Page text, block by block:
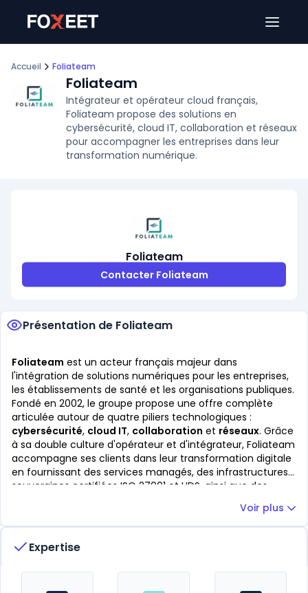
Accueil Foliateam
Foliateam
Intégrateur et opérateur cloud français,
Foliateam propose des solutions en
cybersécurité, cloud IT, collaboration et réseaux
pour accompagner les entreprises dans leur
transformation numérique.
Foliateam
Contacter Foliateam
Présentation de Foliateam
Foliateam est un acteur français majeur dans
l'intégration de solutions numériques pour les entreprises,
les établissements de santé et les organisations publiques.
Fondé en 2002, le groupe propose une offre complète
articulée autour de quatre piliers technologiques :
cybersécurité, cloud IT, collaboration et réseaux. Grâce
à sa double culture d'opérateur et d'intégrateur, Foliateam
accompagne ses clients dans leur transformation digitale
en fournissant des services managés, des infrastructures
souveraines certifiées ISO 27001 et HDS, ainsi que des
territoire français avec 16 agences, Foliateam sert plus de
5000 clients actifs et emploie plus de 400 collaborateurs.
Ses récentes acquisitions, telles qu'A2COM et e-Qual,
renforcent son expertise en cloud privé, cybersécurité et
services managés, consolidant ainsi sa position de leader
Voir plus
Expertise